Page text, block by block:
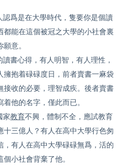
爲是在大學時代，隻要你是個讀
都能在這個被冠之大學的小社會裏
意。
書心得，有人明智，有人理性，
擁抱着碌碌度日，前者賣書一麻袋
接收的必要，理智成疾。後者賣書
他的名字，僅此而已。
家教育不興，體制不全，應試教育
十三億人？有人在高中大學行色匆
，有人在高中大學碌碌無爲，活的
小社會背棄了他。